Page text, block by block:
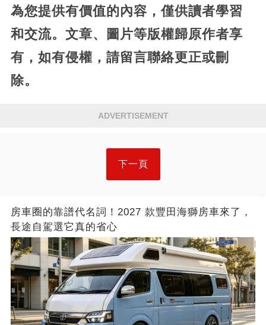
為您提供有價值的內容，僅供讀者學習
和交流。文章、圖片等版權歸原作者享
有，如有侵權，請留言聯絡更正或刪
除。
ADVERTISEMENT
下一頁
房車圈的靠譜代名詞！2027 款豐田海獅房車來了，
長途自駕選它真的省心